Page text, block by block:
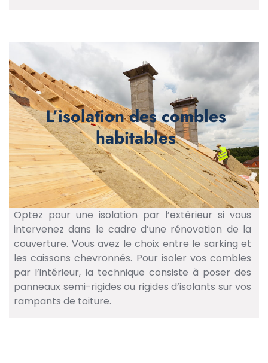
L’isolation des combles
habitables
Optez pour une isolation par l’extérieur si vous
intervenez dans le cadre d’une rénovation de la
couverture. Vous avez le choix entre le sarking et
les caissons chevronnés. Pour isoler vos combles
par l’intérieur, la technique consiste à poser des
panneaux semi-rigides ou rigides d’isolants sur vos
rampants de toiture.